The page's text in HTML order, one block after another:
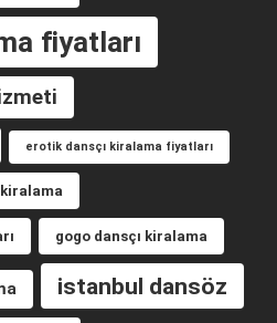
fiyatları
erotik dansçı kiralama fiyatları
gogo dansçı kiralama
istanbul dansöz